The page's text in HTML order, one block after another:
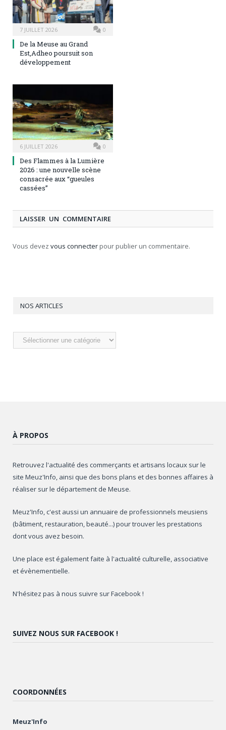
7 JUILLET 2026 0
De la Meuse au Grand
Est,Adheo poursuit son
développement
6 JUILLET 2026 0
Des Flammes à la Lumière
2026 : une nouvelle scène
consacrée aux “gueules
cassées”
LAISSER UN COMMENTAIRE
Vous devez vous connecter pour publier un commentaire.
NOS ARTICLES
Nos
À PROPOS
Retrouvez l'actualité des commerçants et artisans locaux sur le
site Meuz'Info, ainsi que des bons plans et des bonnes affaires à
réaliser sur le département de Meuse.
Meuz'Info, c'est aussi un annuaire de professionnels meusiens
(bâtiment, restauration, beauté...) pour trouver les prestations
dont vous avez besoin.
Une place est également faite à l'actualité culturelle, associative
et évènementielle.
N'hésitez pas à nous suivre sur Facebook !
SUIVEZ NOUS SUR FACEBOOK !
COORDONNÉES
Meuz'Info